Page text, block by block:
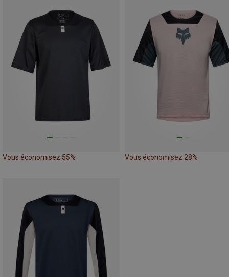
Vous économisez 55% Vous économisez 28%